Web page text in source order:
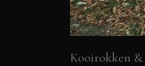
Kooirokken &